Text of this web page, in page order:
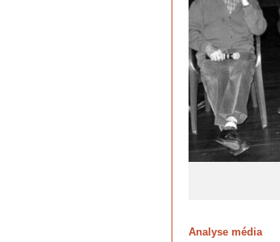
Analyse média